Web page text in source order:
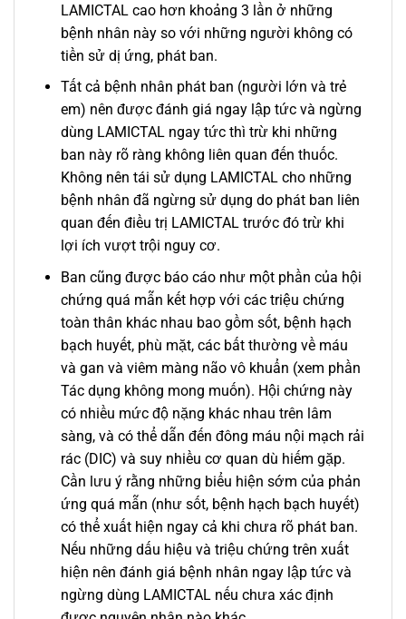
LAMICTAL cao hơn khoảng 3 lần ở những
bệnh nhân này so với những người không có
tiền sử dị ứng, phát ban.
Tất cả bệnh nhân phát ban (người lớn và trẻ
em) nên được đánh giá ngay lập tức và ngừng
dùng LAMICTAL ngay tức thì trừ khi những
ban này rõ ràng không liên quan đến thuốc.
Không nên tái sử dụng LAMICTAL cho những
bệnh nhân đã ngừng sử dụng do phát ban liên
quan đến điều trị LAMICTAL trước đó trừ khi
lợi ích vượt trội nguy cơ.
Ban cũng được báo cáo như một phần của hội
chứng quá mẫn kết hợp với các triệu chứng
toàn thân khác nhau bao gồm sốt, bệnh hạch
bạch huyết, phù mặt, các bất thường về máu
và gan và viêm màng não vô khuẩn (xem phần
Tác dụng không mong muốn). Hội chứng này
có nhiều mức độ nặng khác nhau trên lâm
sàng, và có thể dẫn đến đông máu nội mạch rải
rác (DIC) và suy nhiều cơ quan dù hiếm gặp.
Cần lưu ý rằng những biểu hiện sớm của phản
ứng quá mẫn (như sốt, bệnh hạch bạch huyết)
có thể xuất hiện ngay cả khi chưa rõ phát ban.
Nếu những dấu hiệu và triệu chứng trên xuất
hiện nên đánh giá bệnh nhân ngay lập tức và
ngừng dùng LAMICTAL nếu chưa xác định